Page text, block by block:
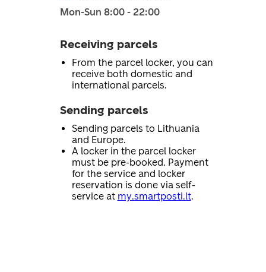
Mon-Sun 8:00 - 22:00
Receiving parcels
From the parcel locker, you can
receive both domestic and
international parcels.
Sending parcels
Sending parcels to Lithuania
and Europe.
A locker in the parcel locker
must be pre-booked. Payment
for the service and locker
reservation is done via self-
service at my.smartposti.lt.